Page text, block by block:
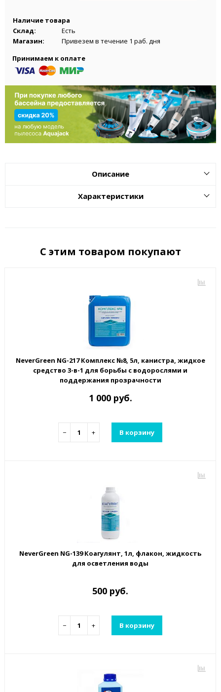
Наличие товара
Склад:
Есть
Магазин:
Привезем в течение 1 раб. дня
Принимаем к оплате
Описание
Характеристики
С этим товаром покупают
NeverGreen NG-217 Комплекс №8, 5л, канистра, жидкое
средство 3-в-1 для борьбы с водорослями и
поддержания прозрачности
1 000 руб.
− + В корзину
NeverGreen NG-139 Коагулянт, 1л, флакон, жидкость
для осветления воды
500 руб.
− + В корзину